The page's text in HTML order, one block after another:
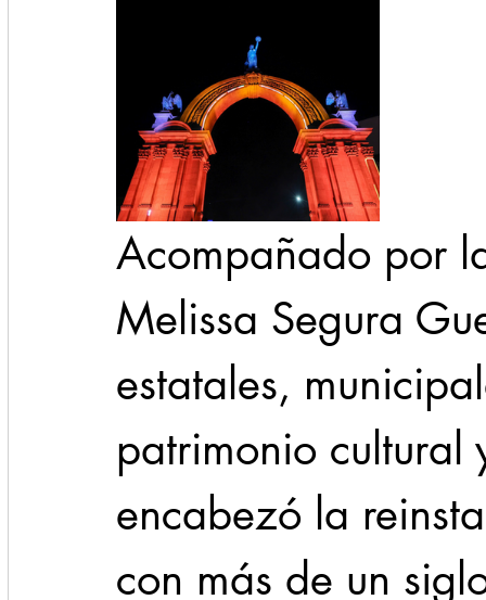
Acompañado por
Melissa Segura
estatales,
patrimonio
encabezó la
con más de un